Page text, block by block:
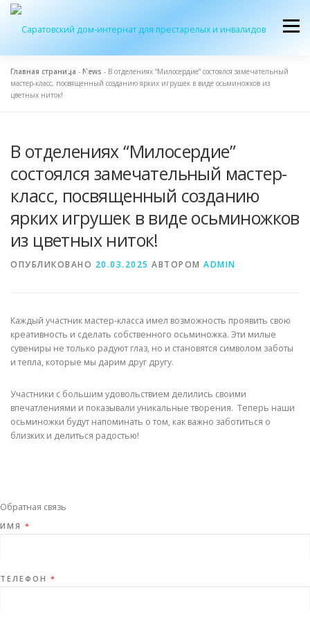
Перейти
содержимому
Меню
ОБ УЧРЕЖДЕНИИ ЭКСКУРСИЯ ПРИЕМ
ЖУРНАЛ “ДОМ” КОНТАКТЫ
Главная страница - News - В отделениях “Милосердие” состоялся замечательный
мастер-класс, посвященный созданию ярких игрушек в виде осьминожков из
цветных ниток!
В отделениях “Милосердие”
состоялся замечательный мастер-
класс, посвященный созданию
ярких игрушек в виде осьминожков
из цветных ниток!
ОПУБЛИКОВАНО 20.03.2025 АВТОРОМ ADMIN
Каждый участник мастер-класса имел возможность проявить свою
креативность и сделать собственного осьминожка. Эти милые
сувениры не только радуют глаз, но и становятся символом заботы
и тепла, которые мы дарим друг другу.
Участники с большим удовольствием делились своими
впечатлениями и показывали уникальные творения. Теперь наши
осьминожки будут напоминать о том, как важно заботиться о
близких и делиться радостью!
Обратная связь
ИМЯ *
ТЕЛЕФОН *